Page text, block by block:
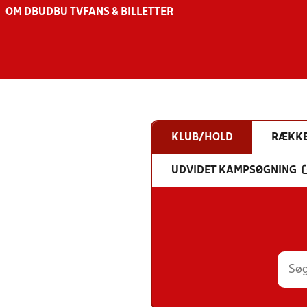
OM DBU DBU TV FANS & BILLETTER
KLUB/HOLD
UDVIDET KAMPSØGNING